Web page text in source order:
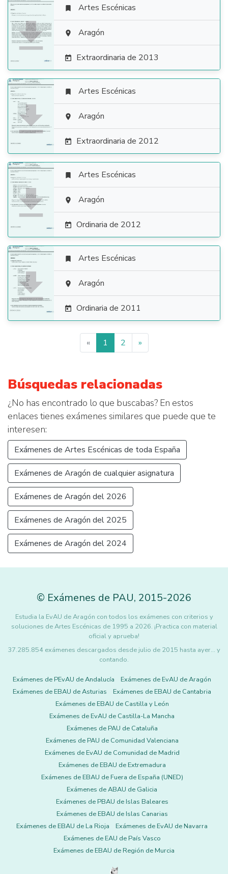

 Artes Escénicas
 Aragón
 Extraordinaria de 2013

 Artes Escénicas
 Aragón
 Extraordinaria de 2012

 Artes Escénicas
 Aragón
 Ordinaria de 2012

 Artes Escénicas
 Aragón
 Ordinaria de 2011
« 1 2 »
Búsquedas relacionadas
¿No has encontrado lo que buscabas? En estos
enlaces tienes exámenes similares que puede que te
interesen:
Exámenes de Artes Escénicas de toda España
Exámenes de Aragón de cualquier asignatura
Exámenes de Aragón del 2026
Exámenes de Aragón del 2025
Exámenes de Aragón del 2024
© Exámenes de PAU, 2015-2026
Estudia la EvAU de Aragón con todos los exámenes con criterios y
soluciones de Artes Escénicas de 1995 a 2026. ¡Practica con material
oficial y aprueba!
37.285.854 exámenes descargados desde julio de 2015 hasta ayer... y
contando.
Exámenes de PEvAU de Andalucía
Exámenes de EvAU de Aragón
Exámenes de EBAU de Asturias
Exámenes de EBAU de Cantabria
Exámenes de EBAU de Castilla y León
Exámenes de EvAU de Castilla-La Mancha
Exámenes de PAU de Cataluña
Exámenes de PAU de Comunidad Valenciana
Exámenes de EvAU de Comunidad de Madrid
Exámenes de EBAU de Extremadura
Exámenes de EBAU de Fuera de España (UNED)
Exámenes de ABAU de Galicia
Exámenes de PBAU de Islas Baleares
Exámenes de EBAU de Islas Canarias
Exámenes de EBAU de La Rioja
Exámenes de EvAU de Navarra
Exámenes de EAU de País Vasco
Exámenes de EBAU de Región de Murcia